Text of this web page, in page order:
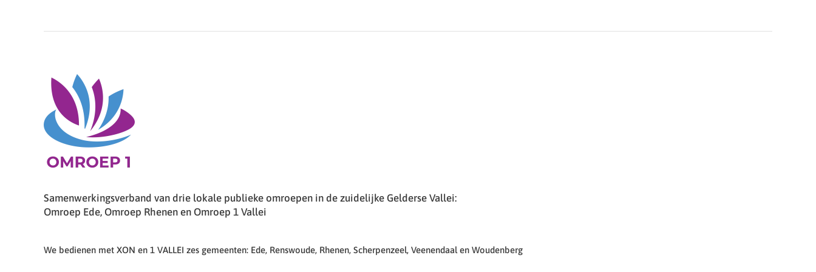
Samenwerkingsverband van drie lokale publieke omroepen in de zuidelijke Gelderse Vallei:
Omroep Ede, Omroep Rhenen en Omroep 1 Vallei
We bedienen met XON en 1 VALLEI zes gemeenten: Ede, Renswoude, Rhenen, Scherpenzeel, Veenendaal en Woudenberg